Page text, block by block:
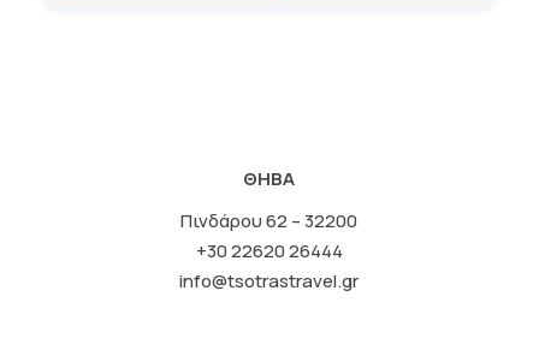
ΘΗΒΑ
Πινδάρου 62 – 32200
+30 22620 26444
info@tsotrastravel.gr